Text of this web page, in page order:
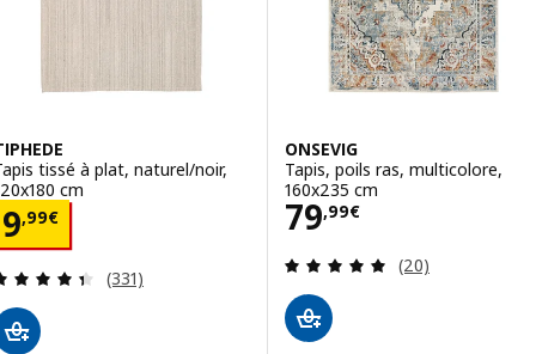
tissé à plat, naturel/noir,
cm
9,99€9,99€
Révision: 4.4 hors de 5 étoiles. Nombre total de
(331)
ONSEVIG
Tapis, poils ras, multicolore,
160x235 cm
79,99€
Prix 79,99€
Révision: 4.9
(20)